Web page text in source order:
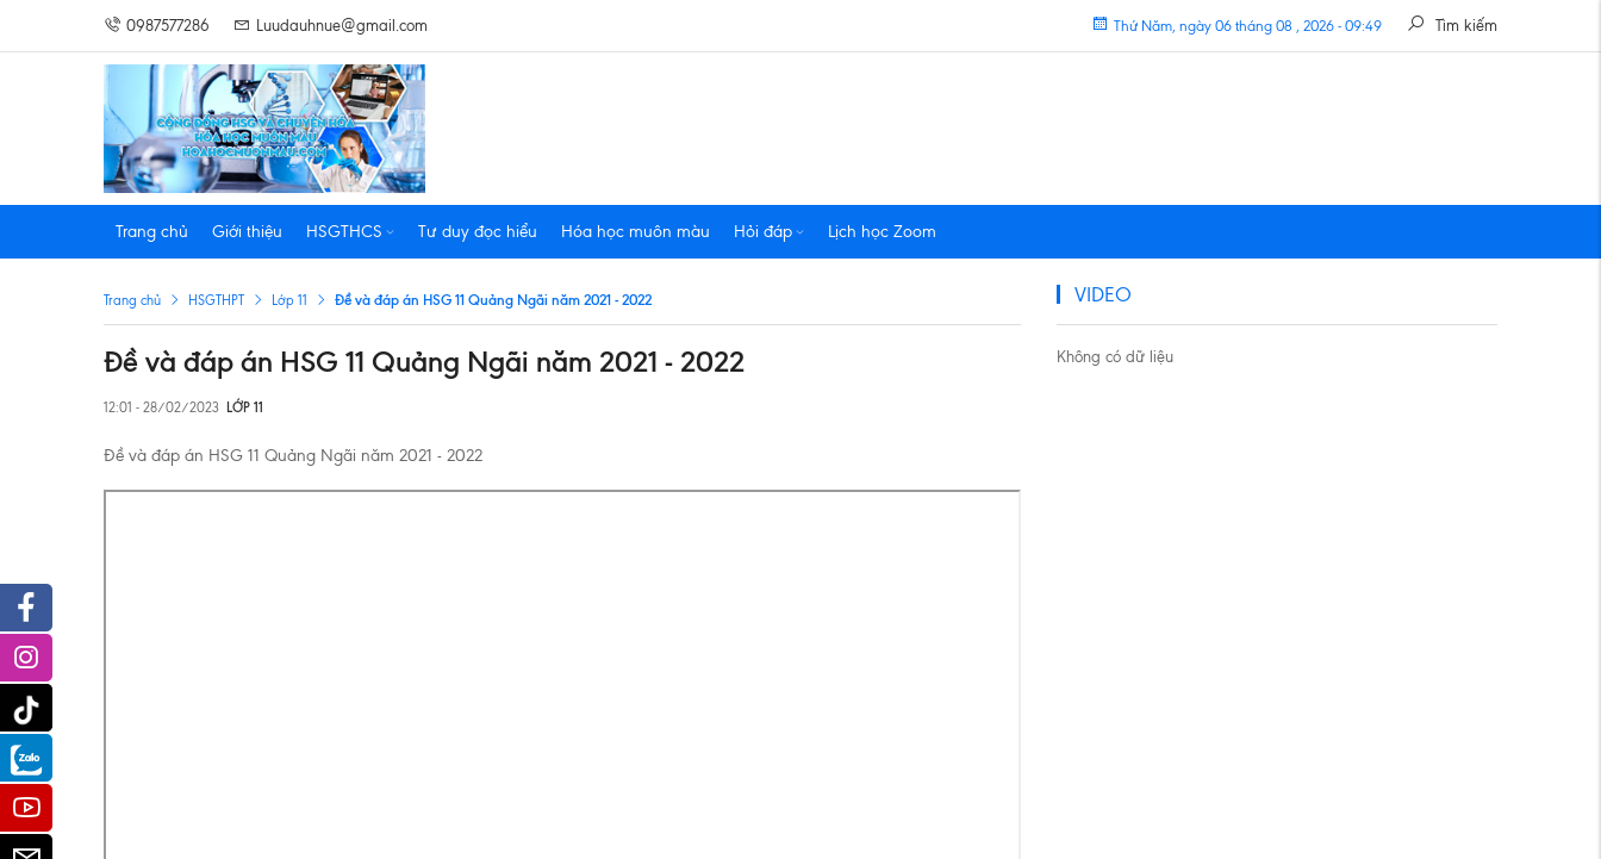
0987577286 Luudauhnue@gmail.com Tìm kiếm
Thứ Năm, ngày 06 tháng 08 , 2026 - 09:49
Trang chủ Giới thiệu HSGTHCS Tư duy đọc hiểu Hóa học muôn màu Hỏi đáp Lịch học Zoom
Trang chủ HSGTHPT Lớp 11 Đề và đáp án HSG 11 Quảng Ngãi năm 2021 - 2022
Đề và đáp án HSG 11 Quảng Ngãi năm 2021 - 2022
12:01 - 28/02/2023 LỚP 11
Đề và đáp án HSG 11 Quảng Ngãi năm 2021 - 2022
VIDEO
Không có dữ liệu